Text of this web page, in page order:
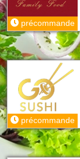
précommande
précommande